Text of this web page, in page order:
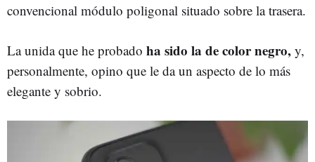
convencional módulo poligonal situado sobre la trasera.
La unida que he probado ha sido la de color negro, y,
personalmente, opino que le da un aspecto de lo más
elegante y sobrio.